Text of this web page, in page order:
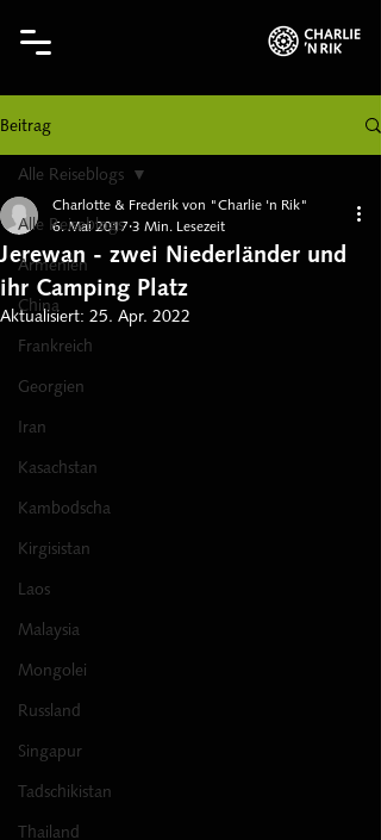
Beitrag
Alle Reiseblogs
Armenien
China
Frankreich
Georgien
Iran
Kasachstan
Kambodscha
Kirgisistan
Laos
Malaysia
Mongolei
Russland
Singapur
Tadschikistan
Thailand
Alle Reiseblogs
Jerewan - zwei Niederländer und
ihr Camping Platz
Charlotte & Frederik von "Charlie 'n Rik"
6. Mai 2017 3 Min. Lesezeit
Aktualisiert: 25. Apr. 2022